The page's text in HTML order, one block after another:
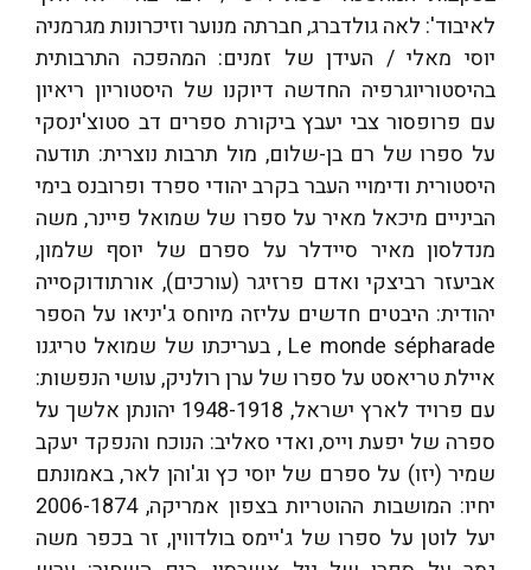
לאיבוד': לאה גולדברג, חברתה מנוער וזיכרונות מגרמניה
יוסי מאלי / העידן של זמנים: המהפכה התרבותית
בהיסטוריוגרפיה החדשה דיוקנו של היסטוריון ריאיון
עם פרופסור צבי יעבץ ביקורת ספרים דב סטוצ'ינסקי
על ספרו של רם בן-שלום, מול תרבות נוצרית: תודעה
היסטורית ודימויי העבר בקרב יהודי ספרד ופרובנס בימי
הביניים מיכאל מאיר על ספרו של שמואל פיינר, משה
מנדלסון מאיר סיידלר על ספרם של יוסף שלמון,
אביעזר רביצקי ואדם פרזיגר (עורכים), אורתודוקסייה
יהודית: היבטים חדשים עליזה מיוחס ג'יניאו על הספר
Le monde sépharade , בעריכתו של שמואל טריגנו
איילת טריאסט על ספרו של ערן רולניק, עושי הנפשות:
עם פרויד לארץ ישראל, 1948-1918 יהונתן אלשך על
ספרה של יפעת וייס, ואדי סאליב: הנוכח והנפקד יעקב
שמיר (יזו) על ספרם של יוסי כץ וג'והן לאר, באמונתם
יחיו: המושבות ההוטריות בצפון אמריקה, 2006-1874
יעל לוטן על ספרו של ג'יימס בולדווין, זר בכפר משה